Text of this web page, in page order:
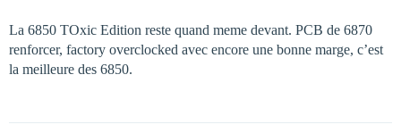
La 6850 TOxic Edition reste quand meme devant. PCB de 6870
renforcer, factory overclocked avec encore une bonne marge, c’est
la meilleure des 6850.